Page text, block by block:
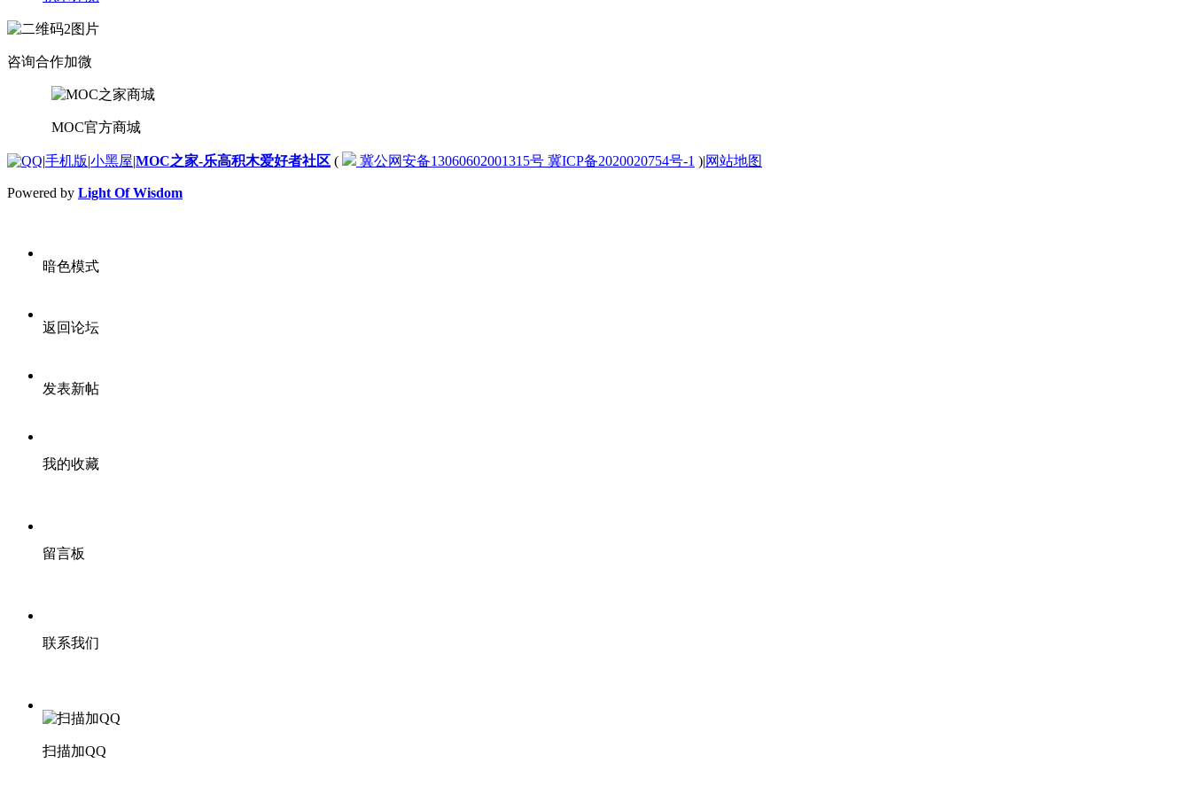
咨询合作加微
MOC官方商城
|手机版|小黑屋|MOC之家-乐高积木爱好者社区 ( 冀公网安备13060602001315号 冀ICP备2020020754号-1 )|网站地图
Powered by Light Of Wisdom
暗色模式
返回论坛
发表新帖
我的收藏
留言板
联系我们
扫描加QQ